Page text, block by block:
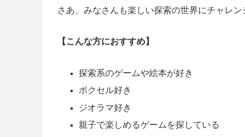
さあ、みなさんも楽しい探索の世界にチャレン
【こんな方におすすめ】
探索系のゲームや絵本が好き
ボクセル好き
ジオラマ好き
親子で楽しめるゲームを探している